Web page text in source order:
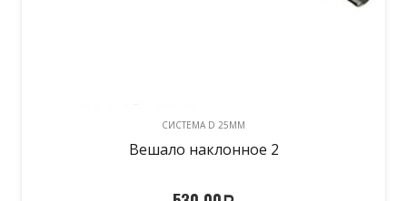
CИСТЕМА D 25MM
Вешало наклонное 2